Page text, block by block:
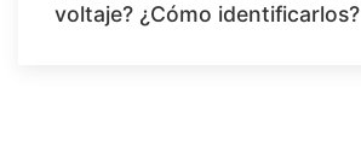
voltaje? ¿Cómo identificarlos?